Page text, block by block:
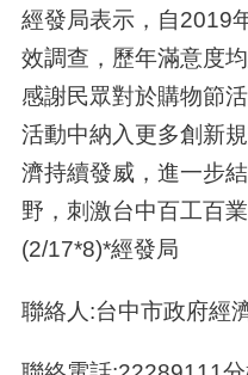
經發局表示，自2019
效調查，歷年滿意度
感謝民眾對於購物節
活動中納入更多創新
濟持續發威，進一步
野，刺激台中百工百
(2/17*8)*經發局
聯絡人:台中市政府經